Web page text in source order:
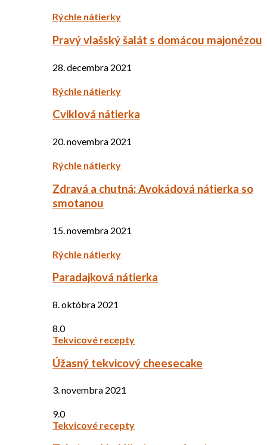
Rýchle nátierky
Pravý vlašský šalát s domácou majonézou
28. decembra 2021
Rýchle nátierky
Cviklová nátierka
20. novembra 2021
Rýchle nátierky
Zdravá a chutná: Avokádová nátierka so
smotanou
15. novembra 2021
Rýchle nátierky
Paradajková nátierka
8. októbra 2021
8.0
Tekvicové recepty
Úžasný tekvicový cheesecake
3. novembra 2021
9.0
Tekvicové recepty